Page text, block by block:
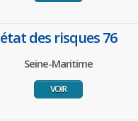
état des risques 76
Seine-Maritime
VOIR